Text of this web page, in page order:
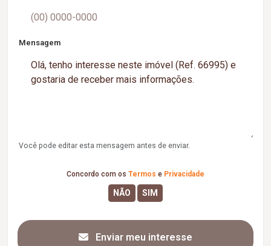
Mensagem
Você pode editar esta mensagem antes de enviar.
Concordo com os Termos e Privacidade
Enviar meu interesse